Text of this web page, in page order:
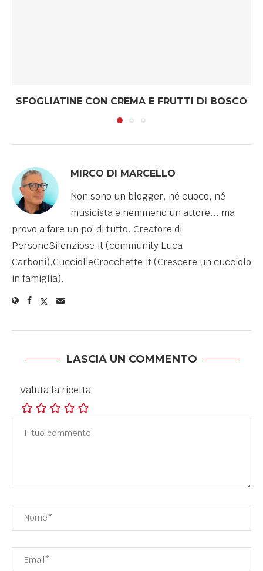
SFOGLIATINE CON CREMA E FRUTTI DI BOSCO
MIRCO DI MARCELLO
Non sono un blogger, né cuoco, né
musicista e nemmeno un attore... ma
provo a fare un po' di tutto. Creatore di
PersoneSilenziose.it (community Luca
Carboni),CucciolieCrocchette.it (Crescere un cucciolo
in famiglia).
LASCIA UN COMMENTO
Valuta la ricetta